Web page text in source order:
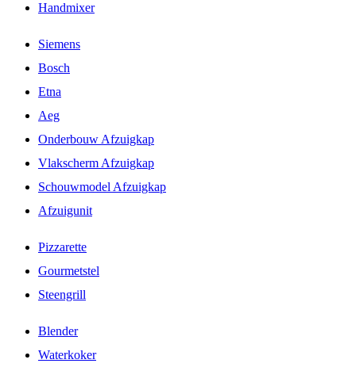
Handmixer
Siemens
Bosch
Etna
Aeg
Onderbouw Afzuigkap
Vlakscherm Afzuigkap
Schouwmodel Afzuigkap
Afzuigunit
Pizzarette
Gourmetstel
Steengrill
Blender
Waterkoker